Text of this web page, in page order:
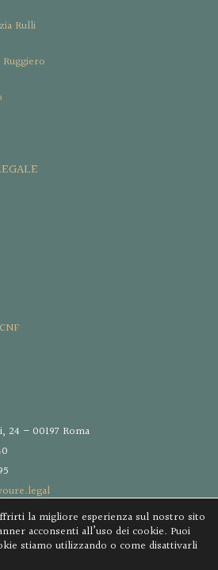
Rulli
24 – 00197 Roma
la migliore esperienza sul nostro sito
acconsenti all’uso dei cookie. Puoi
stiamo utilizzando o come disattivarli